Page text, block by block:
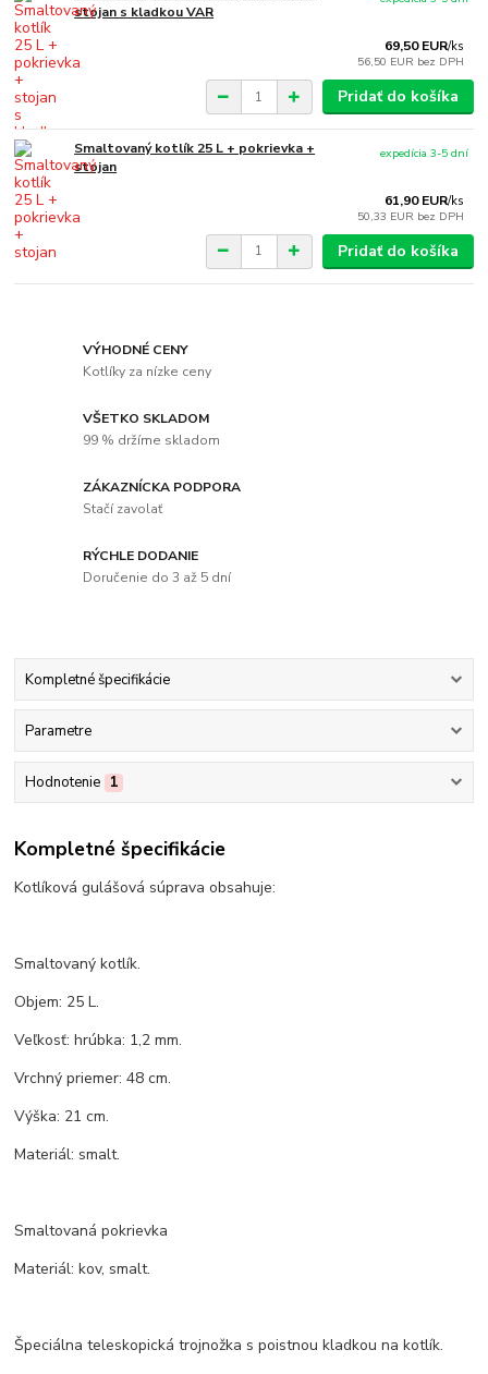
stojan s kladkou VAR
69,50 EUR/ks
56,50 EUR bez DPH
Pridať do košíka
Smaltovaný kotlík 25 L + pokrievka +
stojan
61,90 EUR/ks
50,33 EUR bez DPH
expedícia 3-5 dní
Pridať do košíka
VÝHODNÉ CENY
Kotlíky za nízke ceny
VŠETKO SKLADOM
99 % držíme skladom
ZÁKAZNÍCKA PODPORA
Stačí zavolať
RÝCHLE DODANIE
Doručenie do 3 až 5 dní
Kompletné špecifikácie
Parametre
Hodnotenie 1
Kompletné špecifikácie
Kotlíková gulášová súprava obsahuje:
Smaltovaný kotlík.
Objem: 25 L.
Veľkosť: hrúbka: 1,2 mm.
Vrchný priemer: 48 cm.
Výška: 21 cm.
Materiál: smalt.
Smaltovaná pokrievka
Materiál: kov, smalt.
Špeciálna teleskopická trojnožka s poistnou kladkou na kotlík.